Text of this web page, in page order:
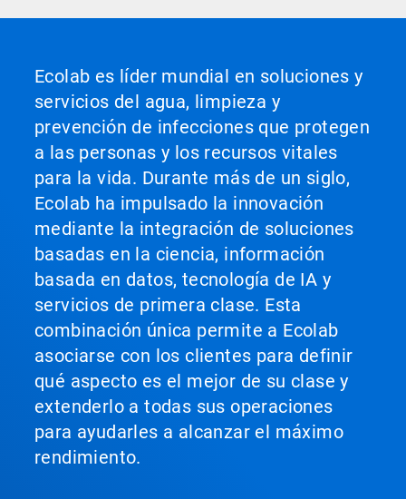
Ecolab es líder mundial en soluciones y
servicios del agua, limpieza y
prevención de infecciones que protegen
a las personas y los recursos vitales
para la vida. Durante más de un siglo,
Ecolab ha impulsado la innovación
mediante la integración de soluciones
basadas en la ciencia, información
basada en datos, tecnología de IA y
servicios de primera clase. Esta
combinación única permite a Ecolab
asociarse con los clientes para definir
qué aspecto es el mejor de su clase y
extenderlo a todas sus operaciones
para ayudarles a alcanzar el máximo
rendimiento.